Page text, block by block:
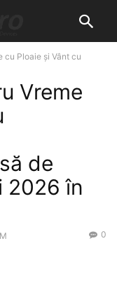
cu Ploaie și Vânt cu
Vreme
de
2026 în
0